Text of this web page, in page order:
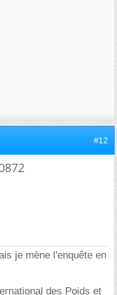
#12
je mène l'enquête en
des Poids et